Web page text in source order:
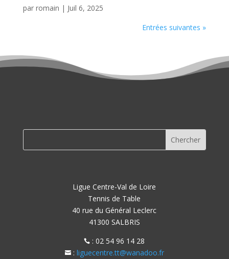
par romain | Juil 6, 2025
Entrées suivantes »
Ligue Centre-Val de Loire
Tennis de Table
40 rue du Général Leclerc
41300 SALBRIS
 : 02 54 96 14 28
: liguecentre.tt@wanadoo.fr